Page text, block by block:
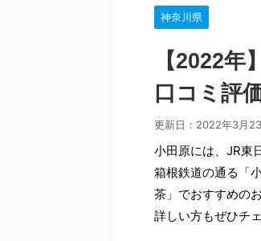
神奈川県
【2022
口コミ評
更新日： 2022年3月
小田原には、JR東
箱根鉄道の通る「
茶」でおすすめの
詳しい方もぜひチ